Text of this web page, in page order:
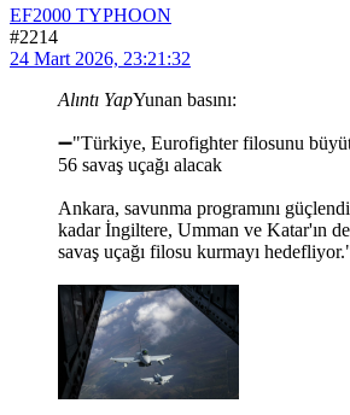
EF2000 TYPHOON
#2214
24 Mart 2026, 23:21:32
Alıntı YapYunan basını:
➖"Türkiye, Eurofighter filosunu
56 savaş uçağı alacak
Ankara, savunma programını
kadar İngiltere, Umman ve Katar'ın
savaş uçağı filosu kurmayı